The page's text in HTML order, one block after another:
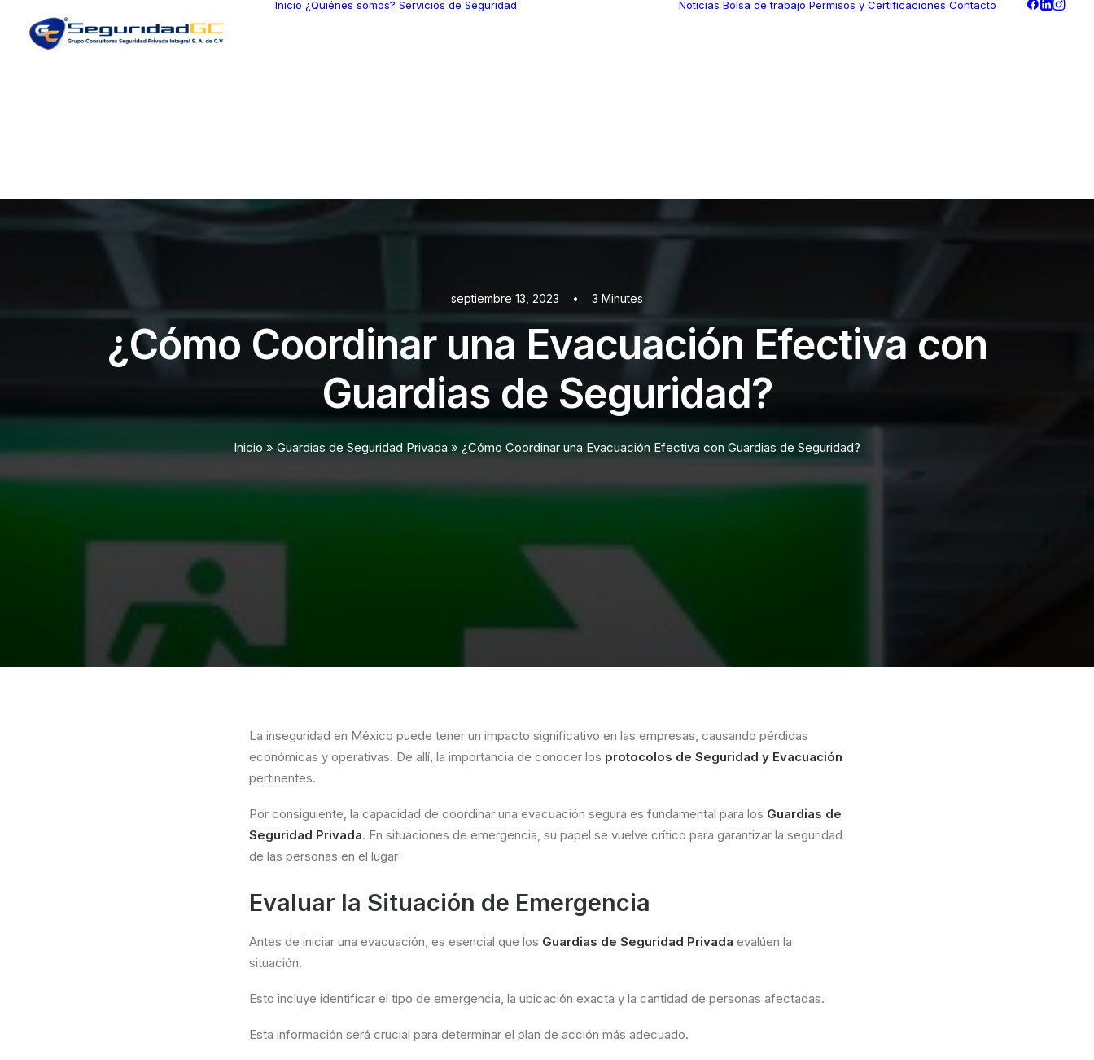
Inicio ¿Quiénes somos? Servicios de Seguridad Noticias Bolsa de trabajo Permisos y Certificaciones Contacto
septiembre 13, 2023 • 3 Minutes
¿Cómo Coordinar una Evacuación Efectiva con
Guardias de Seguridad?
Inicio » Guardias de Seguridad Privada » ¿Cómo Coordinar una Evacuación Efectiva con Guardias de Seguridad?
La inseguridad en México puede tener un impacto significativo en las empresas, causando pérdidas
económicas y operativas. De allí, la importancia de conocer los protocolos de Seguridad y Evacuación
pertinentes.
Por consiguiente, la capacidad de coordinar una evacuación segura es fundamental para los Guardias de
Seguridad Privada. En situaciones de emergencia, su papel se vuelve crítico para garantizar la seguridad
de las personas en el lugar
Evaluar la Situación de Emergencia
Antes de iniciar una evacuación, es esencial que los Guardias de Seguridad Privada evalúen la
situación.
Esto incluye identificar el tipo de emergencia, la ubicación exacta y la cantidad de personas afectadas.
Esta información será crucial para determinar el plan de acción más adecuado.